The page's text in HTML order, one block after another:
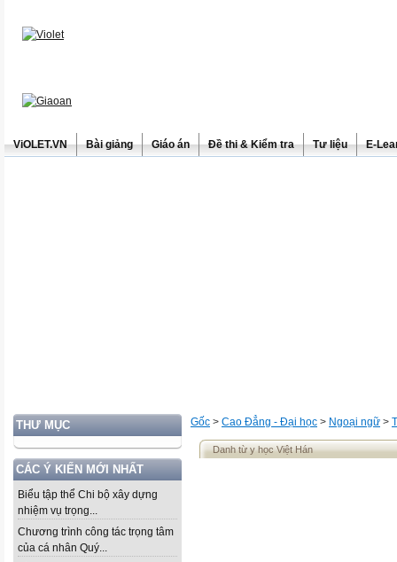
ViOLET.VN Bài giảng Giáo án Đề thi & Kiểm tra Tư liệu E-
THƯ MỤC
CÁC Ý KIẾN MỚI NHẤT
Biểu tập thể Chi bộ xây dựng
nhiệm vụ trọng...
Chương trình công tác trọng tâm
của cá nhân Quý...
Gốc > Cao Đẳng - Đại học > Ngoại ngữ >
Danh từ y học Việt Hán